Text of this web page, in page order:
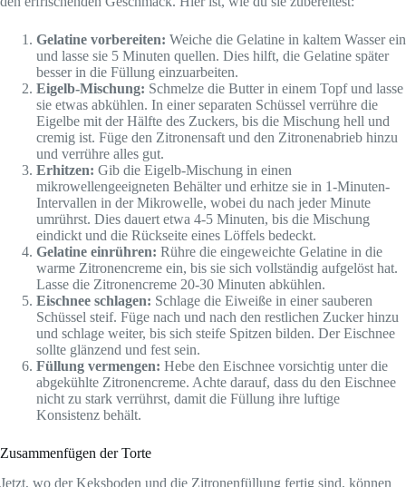
Gelatine vorbereiten: Weiche die Gelatine in kaltem Wasser ein
und lasse sie 5 Minuten quellen. Dies hilft, die Gelatine später
besser in die Füllung einzuarbeiten.
Eigelb-Mischung: Schmelze die Butter in einem Topf und lasse
sie etwas abkühlen. In einer separaten Schüssel verrühre die
Eigelbe mit der Hälfte des Zuckers, bis die Mischung hell und
cremig ist. Füge den Zitronensaft und den Zitronenabrieb hinzu
und verrühre alles gut.
Erhitzen: Gib die Eigelb-Mischung in einen
mikrowellengeeigneten Behälter und erhitze sie in 1-Minuten-
Intervallen in der Mikrowelle, wobei du nach jeder Minute
umrührst. Dies dauert etwa 4-5 Minuten, bis die Mischung
eindickt und die Rückseite eines Löffels bedeckt.
Gelatine einrühren: Rühre die eingeweichte Gelatine in die
warme Zitronencreme ein, bis sie sich vollständig aufgelöst hat.
Lasse die Zitronencreme 20-30 Minuten abkühlen.
Eischnee schlagen: Schlage die Eiweiße in einer sauberen
Schüssel steif. Füge nach und nach den restlichen Zucker hinzu
und schlage weiter, bis sich steife Spitzen bilden. Der Eischnee
sollte glänzend und fest sein.
Füllung vermengen: Hebe den Eischnee vorsichtig unter die
abgekühlte Zitronencreme. Achte darauf, dass du den Eischnee
nicht zu stark verrührst, damit die Füllung ihre luftige
Konsistenz behält.
Zusammenfügen der Torte
Jetzt, wo der Keksboden und die Zitronenfüllung fertig sind, können